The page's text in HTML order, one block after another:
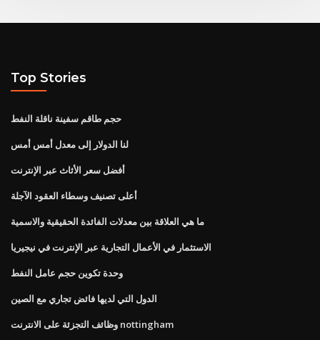
Top Stories
حجم طاقم سفينة ناقلة النفط
لنا الدولار إلى معدل أمس أمس
أفضل سعر الأثاث عبر الإنترنت
أعلى تصنيف وسطاء العقود الآجلة
ما هي العلاقة بين معدلات الفائدة الحقيقية والاسمية
الاستثمار في الأعمال التجارية عبر الإنترنت في نيجيريا
وحدة تكوين حجم عامل النفط
الدول التي لديها فائض تجاري مع الصين
وظائف التجزئة على الانترنت nottingham